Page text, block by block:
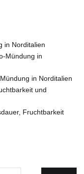
in Norditalien
Mündung in
in Norditalien
und
Fruchtbarkeit